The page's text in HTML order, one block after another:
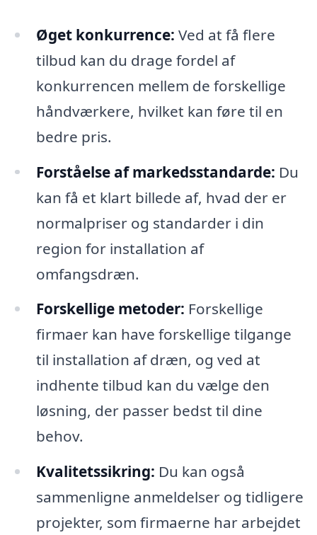
Øget konkurrence: Ved at få flere
tilbud kan du drage fordel af
konkurrencen mellem de forskellige
håndværkere, hvilket kan føre til en
bedre pris.
Forståelse af markedsstandarde: Du
kan få et klart billede af, hvad der er
normalpriser og standarder i din
region for installation af
omfangsdræn.
Forskellige metoder: Forskellige
firmaer kan have forskellige tilgange
til installation af dræn, og ved at
indhente tilbud kan du vælge den
løsning, der passer bedst til dine
behov.
Kvalitetssikring: Du kan også
sammenligne anmeldelser og tidligere
projekter, som firmaerne har arbejdet